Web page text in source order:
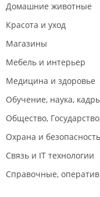
Домашние животные
Красота и уход
Магазины
Мебель и интерьер
Медицина и здоровье
Обучение, наука,
Общество,
Охрана и безопасность
Связь и IT технологии
Справочные,